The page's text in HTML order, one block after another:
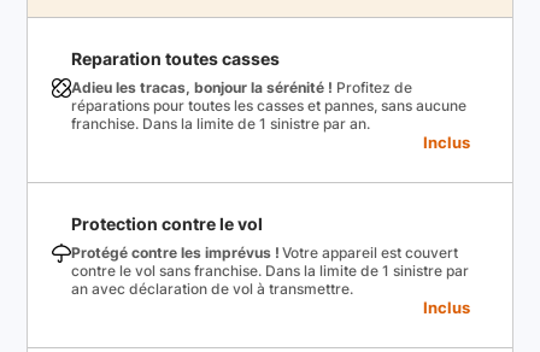
Reparation toutes casses
Adieu les tracas, bonjour la sérénité ! Profitez de
réparations pour toutes les casses et pannes, sans aucune
franchise. Dans la limite de 1 sinistre par an.
Inclus
Protection contre le vol
Protégé contre les imprévus ! Votre appareil est couvert
contre le vol sans franchise. Dans la limite de 1 sinistre par
an avec déclaration de vol à transmettre.
Inclus